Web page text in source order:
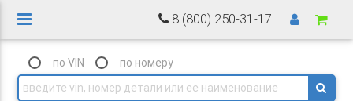
8 (800) 250-31-17
по VIN по номеру